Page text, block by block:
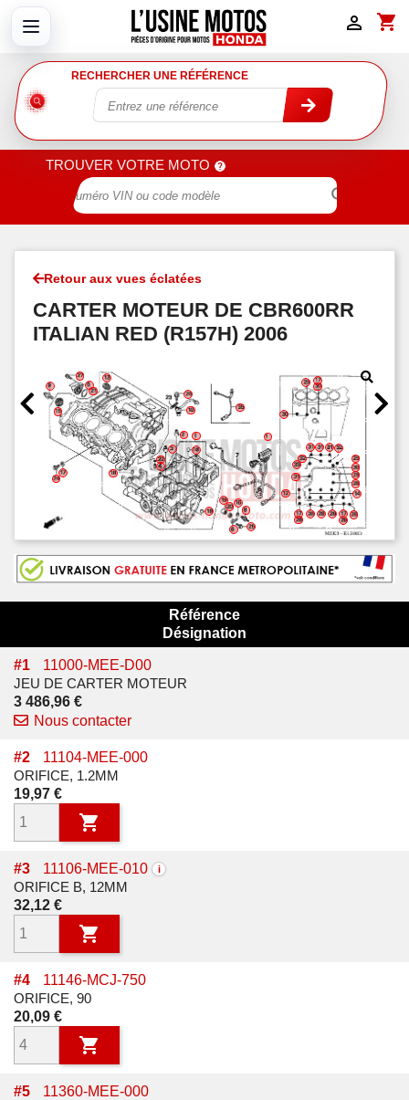
shopping_cart

RECHERCHER UNE RÉFÉRENCE
TROUVER VOTRE MOTO

Retour aux vues éclatées
CARTER MOTEUR DE CBR600RR
ITALIAN RED (R157H) 2006
Référence
Désignation
#1
11000-MEE-D00
JEU DE CARTER MOTEUR
Prix
3 486,96 €
Nous contacter
#2
11104-MEE-000
ORIFICE, 1.2MM
Prix
19,97 €

#3 11106-MEE-010 i
ORIFICE B, 12MM
Prix
32,12 €

#4
11146-MCJ-750
ORIFICE, 90
Prix
20,09 €

#5
11360-MEE-000